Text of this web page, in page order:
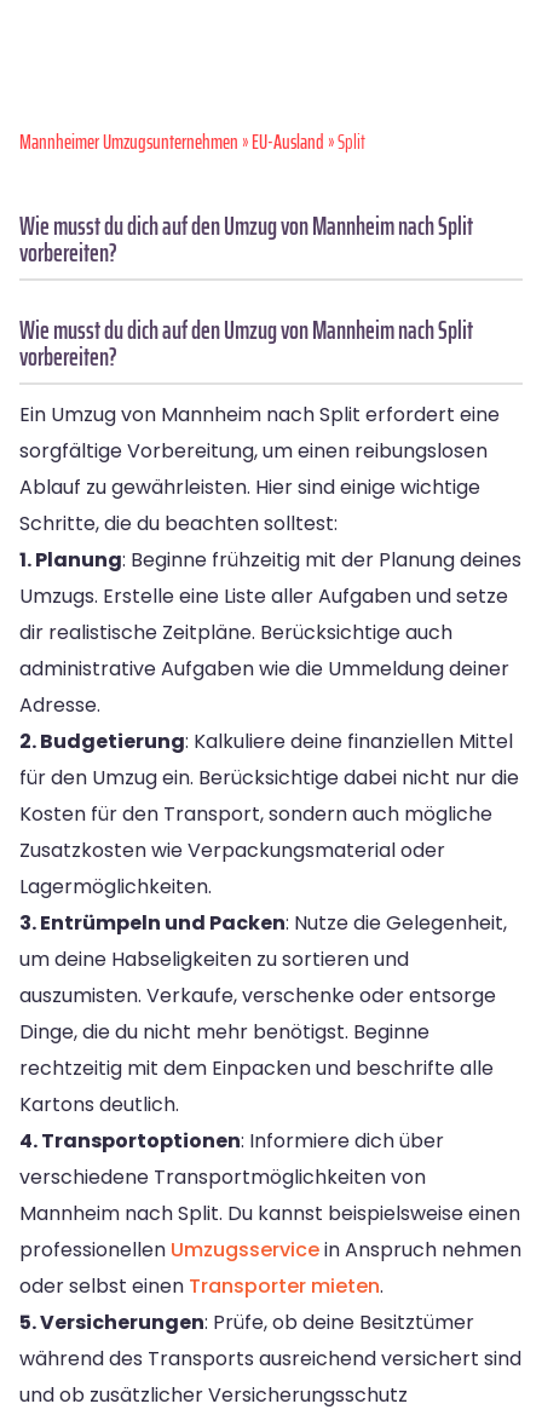
Mannheimer Umzugsunternehmen»EU-Ausland» Split
Wie musst du dich auf den Umzug von Mannheim nach Split
vorbereiten?
Wie musst du dich auf den Umzug von Mannheim nach Split
vorbereiten?
Ein Umzug von Mannheim nach Split erfordert eine
sorgfältige Vorbereitung, um einen reibungslosen
Ablauf zu gewährleisten. Hier sind einige wichtige
Schritte, die du beachten solltest:
1. Planung: Beginne frühzeitig mit der Planung deines
Umzugs. Erstelle eine Liste aller Aufgaben und setze
dir realistische Zeitpläne. Berücksichtige auch
administrative Aufgaben wie die Ummeldung deiner
Adresse.
2. Budgetierung: Kalkuliere deine finanziellen Mittel
für den Umzug ein. Berücksichtige dabei nicht nur die
Kosten für den Transport, sondern auch mögliche
Zusatzkosten wie Verpackungsmaterial oder
Lagermöglichkeiten.
3. Entrümpeln und Packen: Nutze die Gelegenheit,
um deine Habseligkeiten zu sortieren und
auszumisten. Verkaufe, verschenke oder entsorge
Dinge, die du nicht mehr benötigst. Beginne
rechtzeitig mit dem Einpacken und beschrifte alle
Kartons deutlich.
4. Transportoptionen: Informiere dich über
verschiedene Transportmöglichkeiten von
Mannheim nach Split. Du kannst beispielsweise einen
professionellen Umzugsservicein Anspruch nehmen
oder selbst einen Transporter mieten.
5. Versicherungen: Prüfe, ob deine Besitztümer
während des Transports ausreichend versichert sind
und ob zusätzlicher Versicherungsschutz